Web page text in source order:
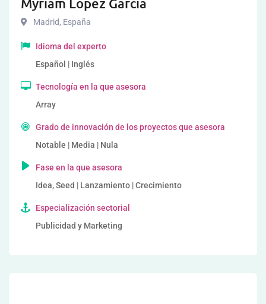
Myriam Lopez Garcia
Madrid, España
Idioma del experto
Español | Inglés
Tecnología en la que asesora
Array
Grado de innovación de los proyectos que asesora
Notable | Media | Nula
Fase en la que asesora
Idea, Seed | Lanzamiento | Crecimiento
Especialización sectorial
Publicidad y Marketing